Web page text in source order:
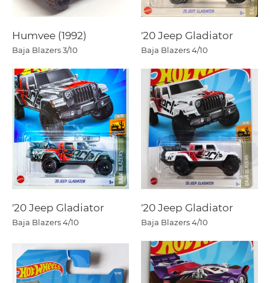
Humvee (1992)
Baja Blazers3/10
'20 Jeep Gladiator
Baja Blazers4/10
'20 Jeep Gladiator
Baja Blazers4/10
'20 Jeep Gladiator
Baja Blazers4/10